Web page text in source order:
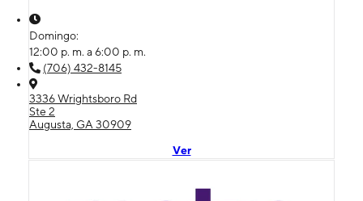
Domingo:
12:00 p. m. a 6:00 p. m.
(706) 432-8145
3336 Wrightsboro Rd
Ste 2
Augusta, GA 30909
Ver